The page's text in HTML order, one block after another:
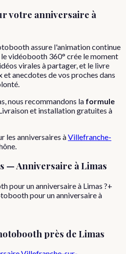
votre anniversaire à
assure l'animation continue
vidéobooth 360° crée le moment
virales à partager, et le livre
anecdotes de vos proches dans
, nous recommandons la formule
Livraison et installation gratuites à
les anniversaires àVillefranche-
—Anniversaire àLimas
pour un anniversaire à Limas ?+
pour un anniversaire à
près de Limas